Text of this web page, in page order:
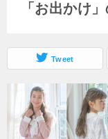
「お出かけ
Tweet